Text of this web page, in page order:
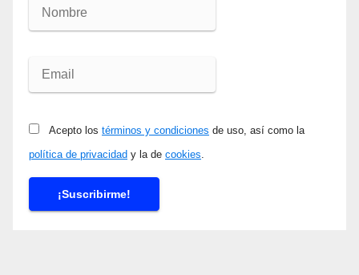
Acepto los términos y condiciones de uso, así como la
política de privacidad y la de cookies.